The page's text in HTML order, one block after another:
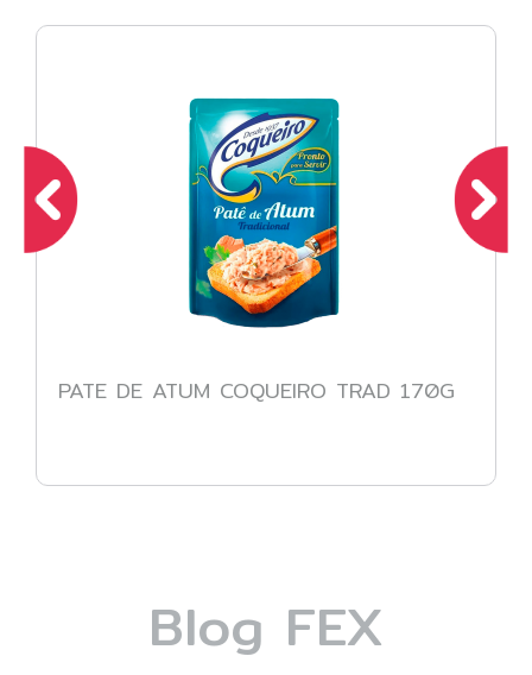
PATE DE ATUM COQUEIRO TRAD 170G
Blog FEX